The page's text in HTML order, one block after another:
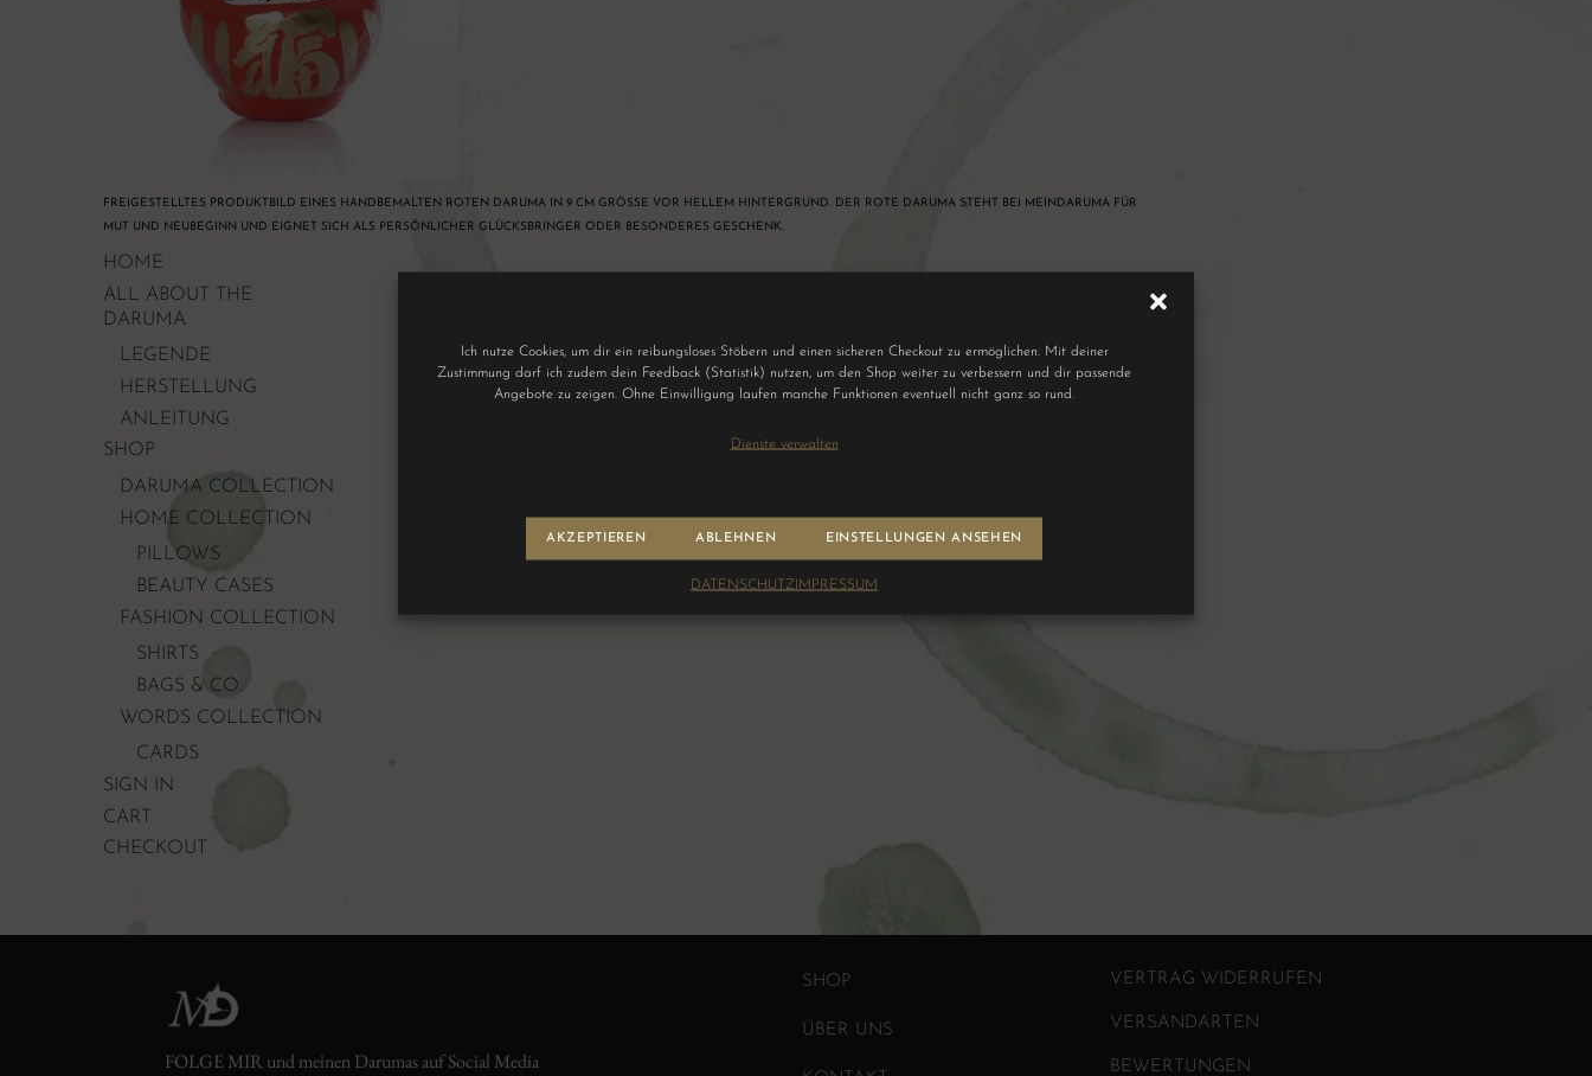
Ich nutze Cookies, um dir ein reibungsloses Stöbern und einen sicheren Checkout zu ermöglichen. Mit deiner
Zustimmung darf ich zudem dein Feedback (Statistik) nutzen, um den Shop weiter zu verbessern und dir passende
Angebote zu zeigen. Ohne Einwilligung laufen manche Funktionen eventuell nicht ganz so rund.
Dienste verwalten
AKZEPTIEREN ABLEHNEN EINSTELLUNGEN ANSEHEN
DATENSCHUTZIMPRESSUM
FREIGESTELLTES PRODUKTBILD EINES HANDBEMALTEN ROTEN DARUMA IN 9 CM GRÖSSE VOR HELLEM HINTERGRUND. DER ROTE DARUMA STEHT BEI MEINDARUMA FÜR M
UT UND NEUBEGINN UND EIGNET SICH ALS PERSÖNLICHER GLÜCKSBRINGER ODER BESONDERES GESCHENK.
HOME
ALL ABOUT THE
DARUMA
LEGENDE
HERSTELLUNG
ANLEITUNG
SHOP
DARUMA COLLECTION
HOME COLLECTION
PILLOWS
BEAUTY CASES
FASHION COLLECTION
SHIRTS
BAGS & CO.
WORDS COLLECTION
CARDS
SIGN IN
CART
CHECKOUT
FOLGE MIR und meinen Darumas auf Social Media
SHOP
ÜBER UNS
VERTRAG WIDERRUFEN
VERSANDARTEN
BEWERTUNGEN